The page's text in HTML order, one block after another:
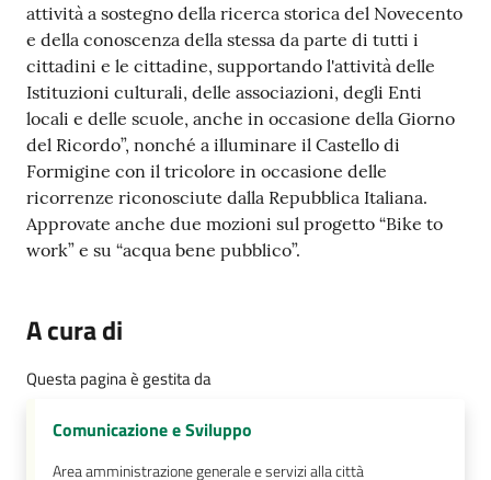
attività a sostegno della ricerca storica del Novecento
e della conoscenza della stessa da parte di tutti i
cittadini e le cittadine, supportando l'attività delle
Istituzioni culturali, delle associazioni, degli Enti
locali e delle scuole, anche in occasione della Giorno
del Ricordo”, nonché a illuminare il Castello di
Formigine con il tricolore in occasione delle
ricorrenze riconosciute dalla Repubblica Italiana.
Approvate anche due mozioni sul progetto “Bike to
work” e su “acqua bene pubblico”.
A cura di
Questa pagina è gestita da
Comunicazione e Sviluppo
Area amministrazione generale e servizi alla città